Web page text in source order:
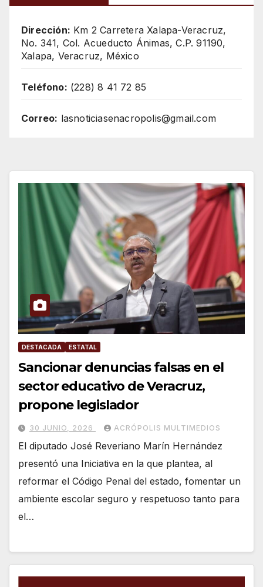
Dirección: Km 2 Carretera Xalapa-Veracruz,
No. 341, Col. Acueducto Ánimas, C.P. 91190,
Xalapa, Veracruz, México
Teléfono: (228) 8 41 72 85
Correo: lasnoticiasenacropolis@gmail.com
DESTACADA ESTATAL
Sancionar denuncias falsas en el
sector educativo de Veracruz,
propone legislador
30 JUNIO, 2026 ACRÓPOLIS MULTIMEDIOS
El diputado José Reveriano Marín Hernández
presentó una Iniciativa en la que plantea, al
reformar el Código Penal del estado, fomentar un
ambiente escolar seguro y respetuoso tanto para
el…